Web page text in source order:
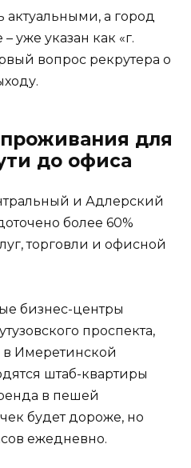
а город
уже указан как «г.
вопрос рекрутера о
для
до офиса
и Адлерский
более 60%
торговли и офисной
бизнес-центры
проспекта,
Имеретинской
штаб-квартиры
в пешей
будет дороже, но
ежедневно.